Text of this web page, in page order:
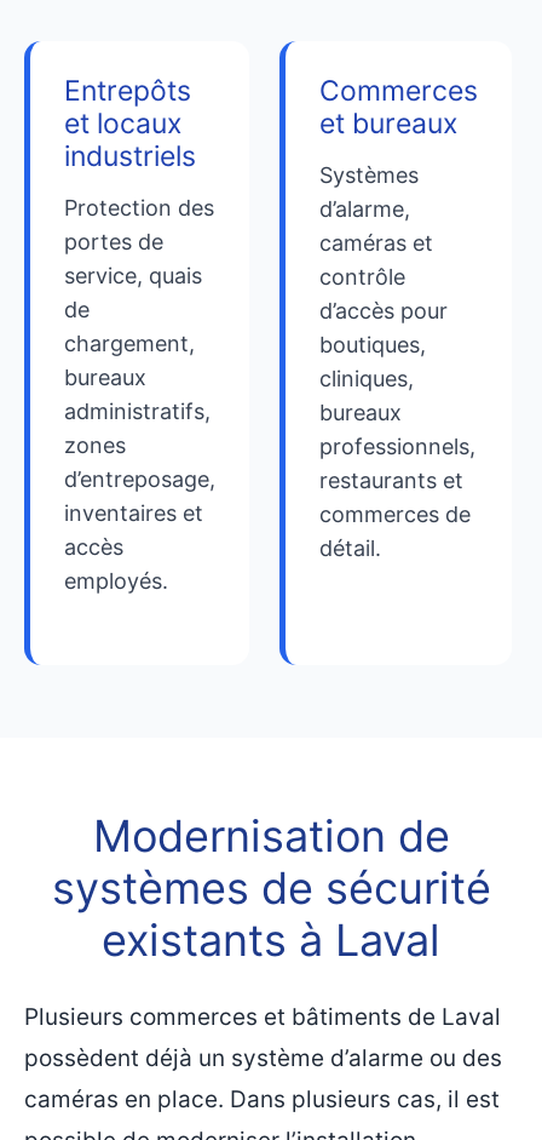
Entrepôts
et locaux
industriels
Protection des
portes de
service, quais
de
chargement,
bureaux
administratifs,
zones
d’entreposage,
inventaires et
accès
employés.
Commerces
et bureaux
Systèmes
d’alarme,
caméras et
contrôle
d’accès pour
boutiques,
cliniques,
bureaux
professionnels,
restaurants et
commerces de
détail.
Modernisation de
systèmes de sécurité
existants à Laval
Plusieurs commerces et bâtiments de Laval
possèdent déjà un système d’alarme ou des
caméras en place. Dans plusieurs cas, il est